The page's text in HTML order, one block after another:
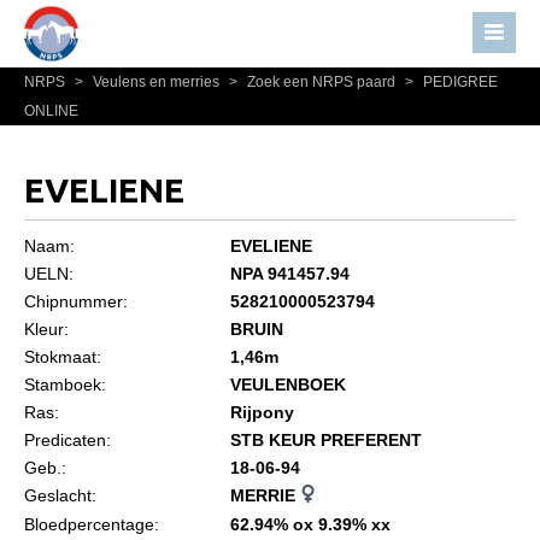
Home
Nieuws
Bestuur NRPS
Informatie
Statuten en reglementen
Algemeen
NRPS > Veulens en merries > Zoek een NRPS paard >
PEDIGREE
ONLINE
EVELIENE
Naam:
EVELIENE
UELN:
NPA 941457.94
Chipnummer:
528210000523794
Kleur:
BRUIN
Stokmaat:
1,46m
Stamboek:
VEULENBOEK
Ras:
Rijpony
Predicaten:
STB KEUR PREFERENT
Geb.:
18-06-94
Geslacht:
MERRIE
Bloedpercentage:
62.94% ox 9.39% xx